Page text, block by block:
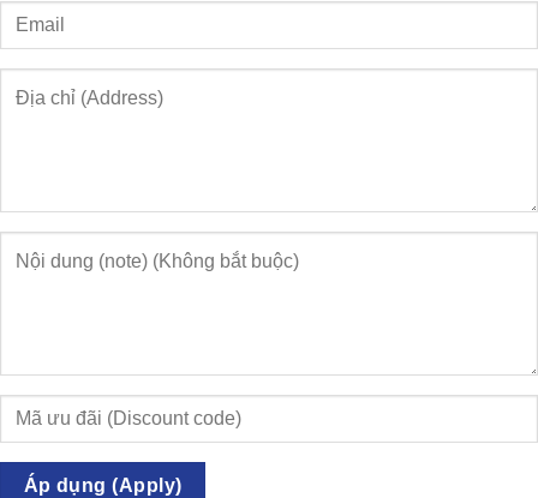
Áp dụng (Apply)